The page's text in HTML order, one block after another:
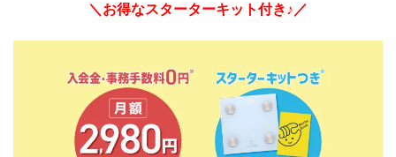
＼お得なスターターキット付き♪／